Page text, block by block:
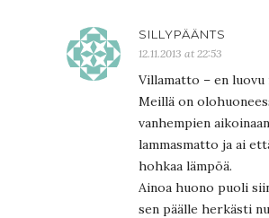
SILLYPÄÄNTS
12.11.2013 at 22:53
Villamatto – en luovu
Meillä on
vanhempien
lammasmatto ja ai
hohkaa lämpöä.
Ainoa huono puoli
sen päälle herkästi